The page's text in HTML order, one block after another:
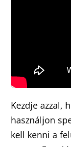
Kezdje azzal,
használjon
kell kenni a